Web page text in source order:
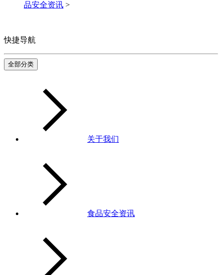
品安全资讯 >
快捷导航
全部分类
关于我们
食品安全资讯